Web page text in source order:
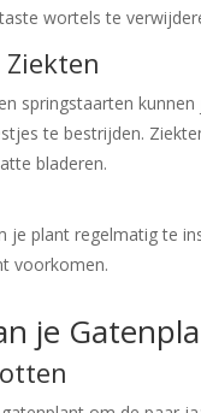
wortels te
springstaarten
te bestrijden.
bladeren.
je plant regelmatig te
voorkomen.
je